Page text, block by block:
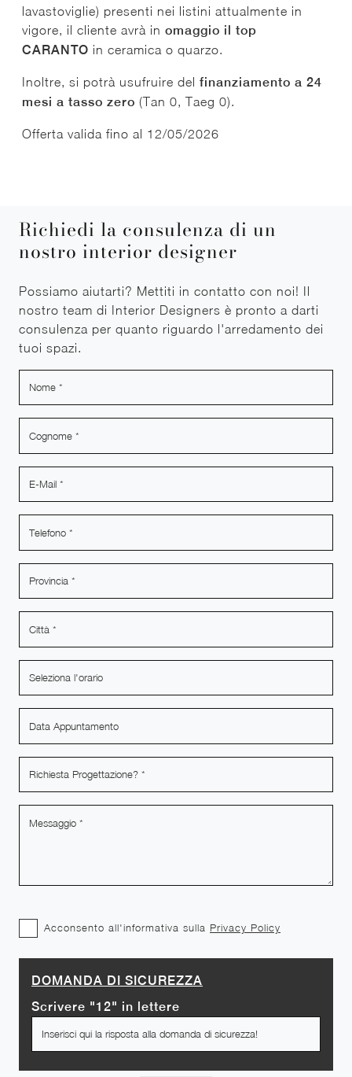
lavastoviglie) presenti nei listini attualmente in
vigore, il cliente avrà in omaggio il top
CARANTO in ceramica o quarzo.
Inoltre, si potrà usufruire del finanziamento a 24
mesi a tasso zero (Tan 0, Taeg 0).
Offerta valida fino al 12/05/2026
Richiedi la consulenza di un
nostro interior designer
Possiamo aiutarti? Mettiti in contatto con noi! Il
nostro team di Interior Designers è pronto a darti
consulenza per quanto riguardo l'arredamento dei
tuoi spazi.
Acconsento all'informativa sulla Privacy Policy
DOMANDA DI SICUREZZA
Scrivere "12" in lettere